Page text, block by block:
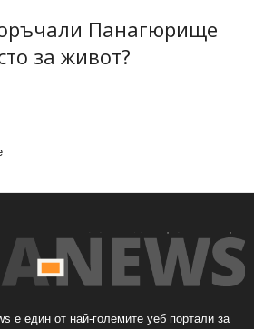
Панагюрище
за живот?
е един от най-големите уеб портали за